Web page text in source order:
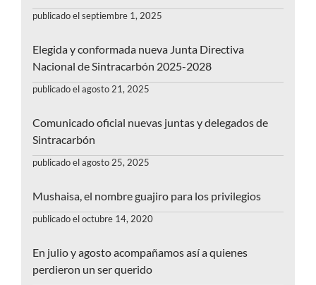
publicado el septiembre 1, 2025
Elegida y conformada nueva Junta Directiva
Nacional de Sintracarbón 2025-2028
publicado el agosto 21, 2025
Comunicado oficial nuevas juntas y delegados de
Sintracarbón
publicado el agosto 25, 2025
Mushaisa, el nombre guajiro para los privilegios
publicado el octubre 14, 2020
En julio y agosto acompañamos así a quienes
perdieron un ser querido